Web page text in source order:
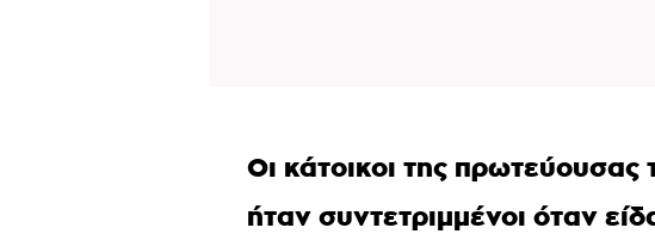
Οι κάτοικοι της
ήταν συντετριμμένοι όταν